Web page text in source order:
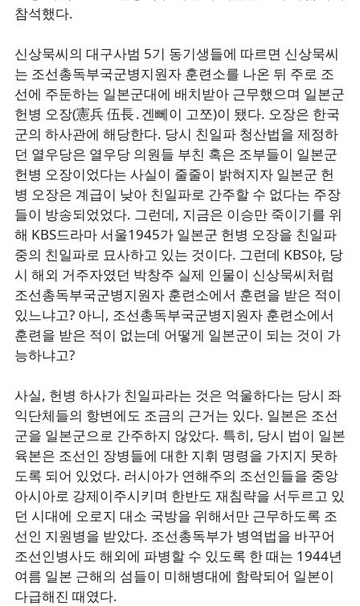
참석했다.
신상묵씨의 대구사범 5기 동기생들에 따르면 신상묵씨
는 조선총독부국군병지원자 훈련소를 나온 뒤 주로 조
선에 주둔하는 일본군대에 배치받아 근무했으며 일본군
헌병 오장(憲兵 伍長․겐뻬이 고쪼)이 됐다. 오장은 한국
군의 하사관에 해당한다. 당시 친일파 청산법을 제정하
던 열우당은 열우당 의원들 부친 혹은 조부들이 일본군
헌병 오장이었다는 사실이 줄줄이 밝혀지자 일본군 헌
병 오장은 계급이 낮아 친일파로 간주할 수 없다는 주장
들이 방송되었었다. 그런데, 지금은 이승만 죽이기를 위
해 KBS드라마 서울1945가 일본군 헌병 오장을 친일파
중의 친일파로 묘사하고 있는 것이다. 그런데 KBS야, 당
시 해외 거주자였던 박창주 실제 인물이 신상묵씨처럼
조선총독부국군병지원자 훈련소에서 훈련을 받은 적이
있느냐고? 아니, 조선총독부국군병지원자 훈련소에서
훈련을 받은 적이 없는데 어떻게 일본군이 되는 것이 가
능하냐고?
사실, 헌병 하사가 친일파라는 것은 억울하다는 당시 좌
익단체들의 항변에도 조금의 근거는 있다. 일본은 조선
군을 일본군으로 간주하지 않았다. 특히, 당시 법이 일본
육본은 조선인 장병들에 대한 지휘 명령을 가지지 못하
도록 되어 있었다. 러시아가 연해주의 조선인들을 중앙
아시아로 강제이주시키며 한반도 재침략을 서두르고 있
던 시대에 오로지 대소 국방을 위해서만 근무하도록 조
선인 지원병을 받았다. 조선총독부가 병역법을 바꾸어
조선인병사도 해외에 파병할 수 있도록 한 때는 1944년
여름 일본 근해의 섬들이 미해병대에 함락되어 일본이
다급해진 때였다.